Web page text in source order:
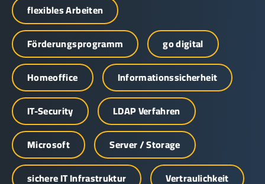
flexibles Arbeiten
Förderungsprogramm
go digital
Homeoffice
Informationssicherheit
IT-Security
LDAP Verfahren
Microsoft
Server / Storage
sichere IT Infrastruktur
Vertraulichkeit